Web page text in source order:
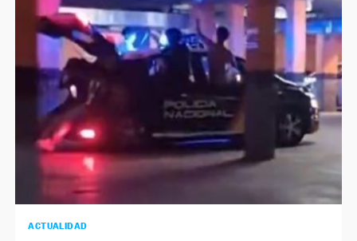
NEWSLETTER
SÍGUENOS
ACTUALIDAD